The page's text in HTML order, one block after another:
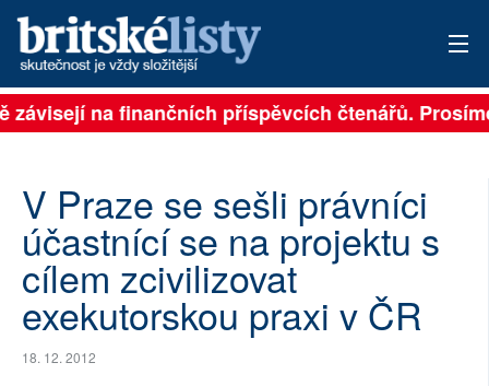
PŘIHLÁSIT
ARCHIV
ROZHOVORY
TÉMATA
NEJČTENĚJŠÍ ZA 7 DNÍ
na finančních příspěvcích čtenářů.
V Praze se sešli právníci
účastnící se na projektu s
cílem zcivilizovat
exekutorskou praxi v ČR
18. 12. 2012